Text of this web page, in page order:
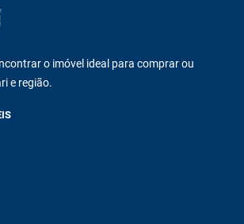
o imóvel ideal para comprar ou
e região.